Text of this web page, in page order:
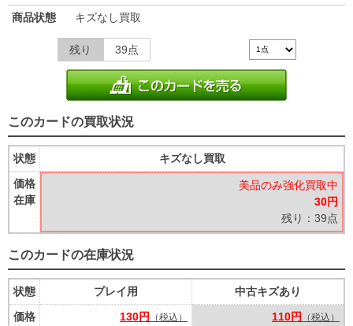
商品状態
キズなし買取
残り 39点
このカードの買取状況
状態
価格
在庫
キズなし買取
美品のみ強化買取中
30円
残り：39点
このカードの在庫状況
状態
価格
プレイ用
130円
（税込）
中古キズあり
110円
（税込）